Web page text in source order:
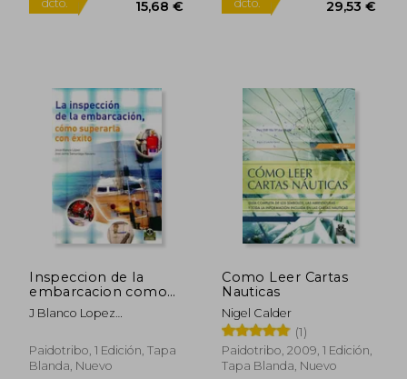
5%
dcto.
16,50 €
15,68 €
5%
dcto.
Inspeccion de la
embarcacion como
superarla con exito
J Blanco Lopez
Paidotribo, 1 Edición, Tapa
Blanda, Nuevo
Como Leer Cartas
Nauticas
Nigel Calder
(1)
Paidotribo, 2009, 1 Edición,
Tapa Blanda, Nuevo